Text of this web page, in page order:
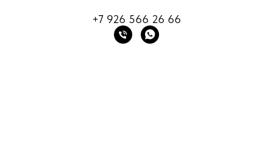
+7 926 566 26 66